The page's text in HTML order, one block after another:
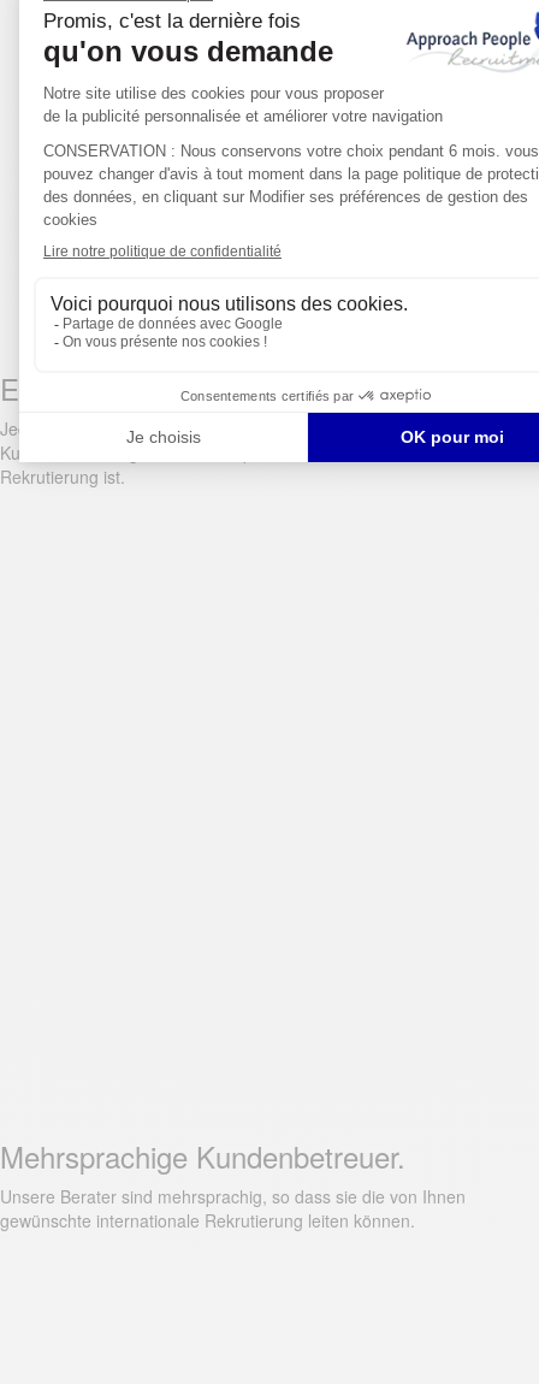
Engagierter Berater.
Jedes Rekrutierungsprojekt wird von einem spezialisierten
Kundenbetreuer geleitet, der Experte für lokale und internationale
Rekrutierung ist.
Mehrsprachige Kundenbetreuer.
Unsere Berater sind mehrsprachig, so dass sie die von Ihnen
gewünschte internationale Rekrutierung leiten können.